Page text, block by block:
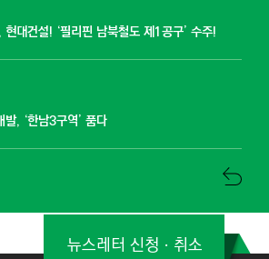
대건설! ‘필리핀 남북철도 제1공구’ 수주!
, ‘한남3구역’ 품다
뉴스레터 신청ㆍ취소